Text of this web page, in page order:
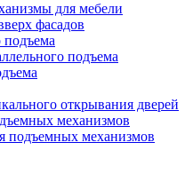
для мебели
фасадов
подъема
подъема
открывания дверей
механизмов
подъемных механизмов